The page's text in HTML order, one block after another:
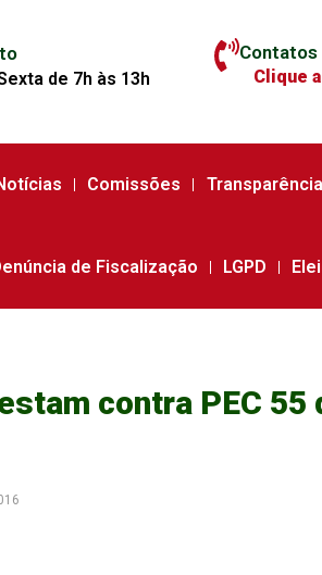
de 7h às 13h
Contatos
Clique
Comissões Transparência
de Fiscalização LGPD
contra PEC 55